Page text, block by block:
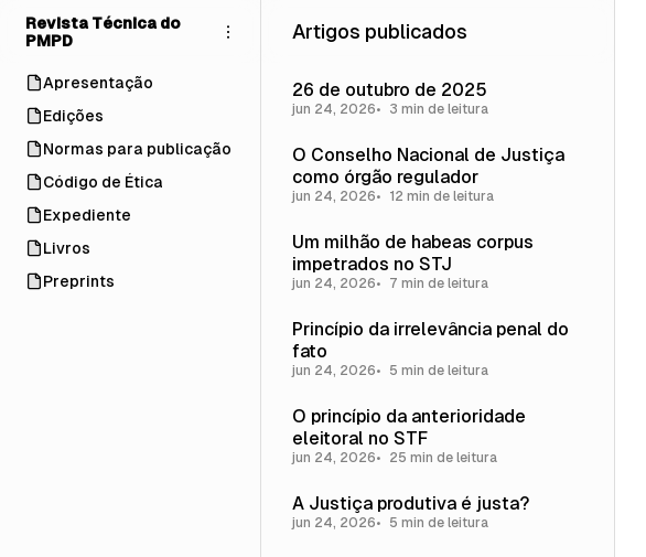
Pular
para
Pular
para
Pular
para
Revista Técnica do
PMPD
Apresentação
Edições
Normas para publicação
Código de Ética
Expediente
Livros
Preprints
Artigos publicados
26 de outubro de 2025
jun 24, 2026 3 min de leitura
O Conselho Nacional de Justiça
como órgão regulador
jun 24, 2026 12 min de leitura
Um milhão de habeas corpus
impetrados no STJ
jun 24, 2026 7 min de leitura
Princípio da irrelevância penal do
fato
jun 24, 2026 5 min de leitura
O princípio da anterioridade
eleitoral no STF
jun 24, 2026 25 min de leitura
A Justiça produtiva é justa?
jun 24, 2026 5 min de leitura